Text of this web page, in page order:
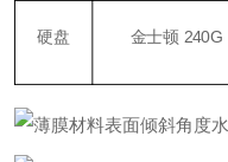
硬盘 金士顿 240G